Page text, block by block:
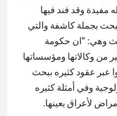
مفيدة وقد فند فيها
بجملة كاشفة والتي
وهي: “ان حكومة
من وكالاتها ومؤسساتها
عبر عقود كثيره ببحث
وفي أمثلة كثيره
لأعراق بعينها.